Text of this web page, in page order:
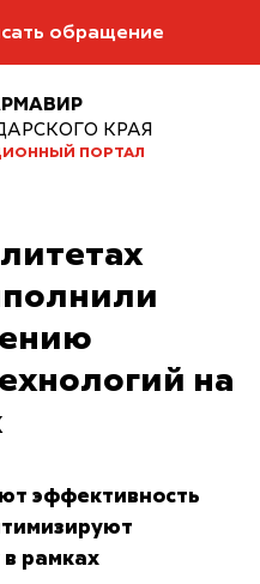
обращение
КРАЯ
ПОРТАЛ
на
эффективность
рамках